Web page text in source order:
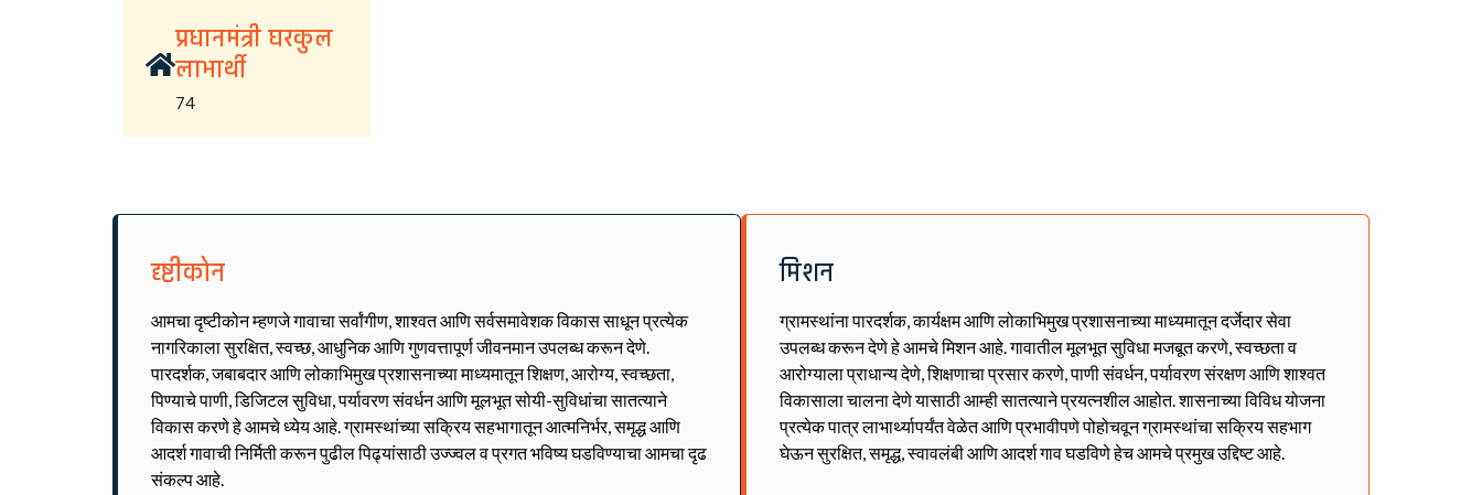
प्रधानमंत्री घरकुल
लाभार्थी
74
दृष्टीकोन
आमचा दृष्टीकोन म्हणजे गावाचा सर्वांगीण, शाश्वत आणि सर्वसमावेशक विकास साधून प्रत्येक
नागरिकाला सुरक्षित, स्वच्छ, आधुनिक आणि गुणवत्तापूर्ण जीवनमान उपलब्ध करून देणे.
पारदर्शक, जबाबदार आणि लोकाभिमुख प्रशासनाच्या माध्यमातून शिक्षण, आरोग्य, स्वच्छता,
पिण्याचे पाणी, डिजिटल सुविधा, पर्यावरण संवर्धन आणि मूलभूत सोयी-सुविधांचा सातत्याने
विकास करणे हे आमचे ध्येय आहे. ग्रामस्थांच्या सक्रिय सहभागातून आत्मनिर्भर, समृद्ध आणि
आदर्श गावाची निर्मिती करून पुढील पिढ्यांसाठी उज्ज्वल व प्रगत भविष्य घडविण्याचा आमचा दृढ
संकल्प आहे.
मिशन
ग्रामस्थांना पारदर्शक, कार्यक्षम आणि लोकाभिमुख प्रशासनाच्या माध्यमातून दर्जेदार सेवा
उपलब्ध करून देणे हे आमचे मिशन आहे. गावातील मूलभूत सुविधा मजबूत करणे, स्वच्छता व
आरोग्याला प्राधान्य देणे, शिक्षणाचा प्रसार करणे, पाणी संवर्धन, पर्यावरण संरक्षण आणि शाश्वत
विकासाला चालना देणे यासाठी आम्ही सातत्याने प्रयत्नशील आहोत. शासनाच्या विविध योजना
प्रत्येक पात्र लाभार्थ्यापर्यंत वेळेत आणि प्रभावीपणे पोहोचवून ग्रामस्थांचा सक्रिय सहभाग
घेऊन सुरक्षित, समृद्ध, स्वावलंबी आणि आदर्श गाव घडविणे हेच आमचे प्रमुख उद्दिष्ट आहे.